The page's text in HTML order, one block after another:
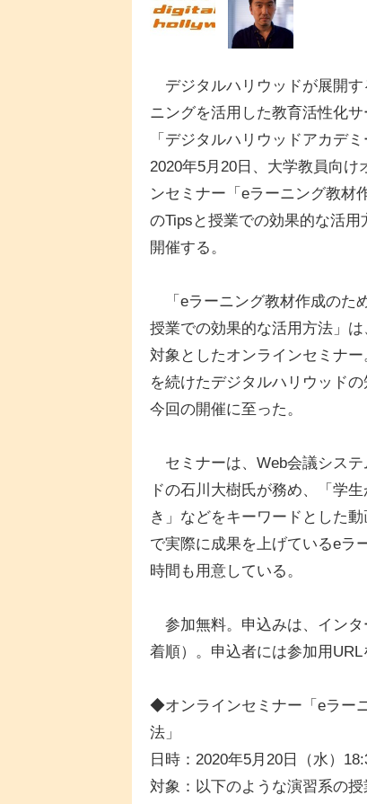
デジタルハリウッドが展開す
ニングを活用した教育活性化サ
「デジタルハリウッドアカデ
2020年5月20日、大学教員向け
ンセミナー「eラーニング教材
のTipsと授業での効果的な活用
開催する。
「eラーニング教材作成のた
授業での効果的な活用方法」
対象としたオンラインセミナ
を続けたデジタルハリウッド
今回の開催に至った。
セミナーは、Web会議システ
ドの石川大樹氏が務め、「学
き」などをキーワードとした
で実際に成果を上げているeラ
時間も用意している。
参加無料。申込みは、インタ
着順）。申込者には参加用URL
◆オンラインセミナー「eラー
法」
日時：2020年5月20日（水）
対象：以下のような演習系の